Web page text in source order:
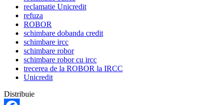
reclamatie Unicredit
refuza
ROBOR
schimbare dobanda credit
schimbare ircc
schimbare robor
schimbare robor cu ircc
trecerea de la ROBOR la IRCC
Unicredit
Distribuie